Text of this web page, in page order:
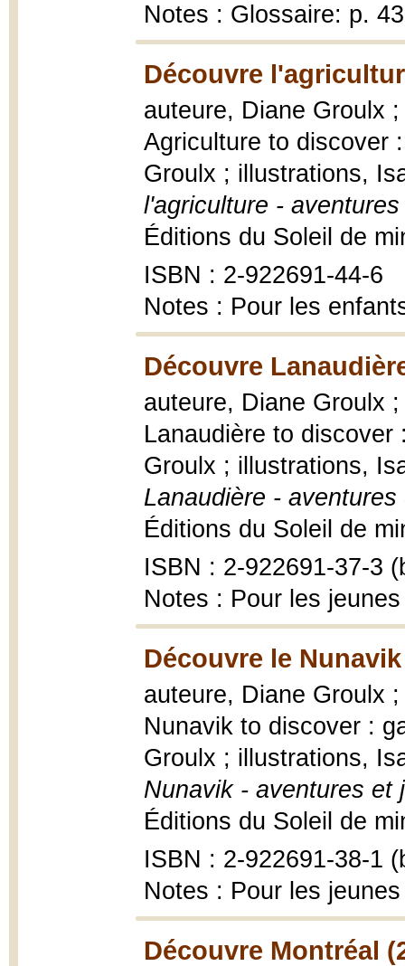
Notes : Glossaire: p.
Découvre
auteure, Diane Groulx
Agriculture to discover
Groulx ; illustrations,
l'agriculture -
Éditions du Soleil de
ISBN : 2-922691-44-6
Notes : Pour les
Découvre
auteure, Diane Groulx
Lanaudière to
Groulx ; illustrations,
Lanaudière - aventures
Éditions du Soleil de
ISBN : 2-922691-37-3
Notes : Pour les
Découvre le
auteure, Diane Groulx
Nunavik to discover :
Groulx ; illustrations,
Nunavik - aventures et
Éditions du Soleil de
ISBN : 2-922691-38-1
Notes : Pour les
Découvre Montréal